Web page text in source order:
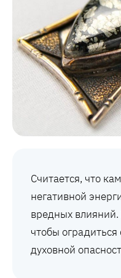
Считается, что
негативной
вредных влияний.
чтобы
духовной